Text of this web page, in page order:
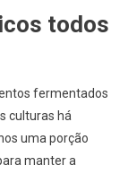
todos
fermentados
culturas há
uma porção
manter a